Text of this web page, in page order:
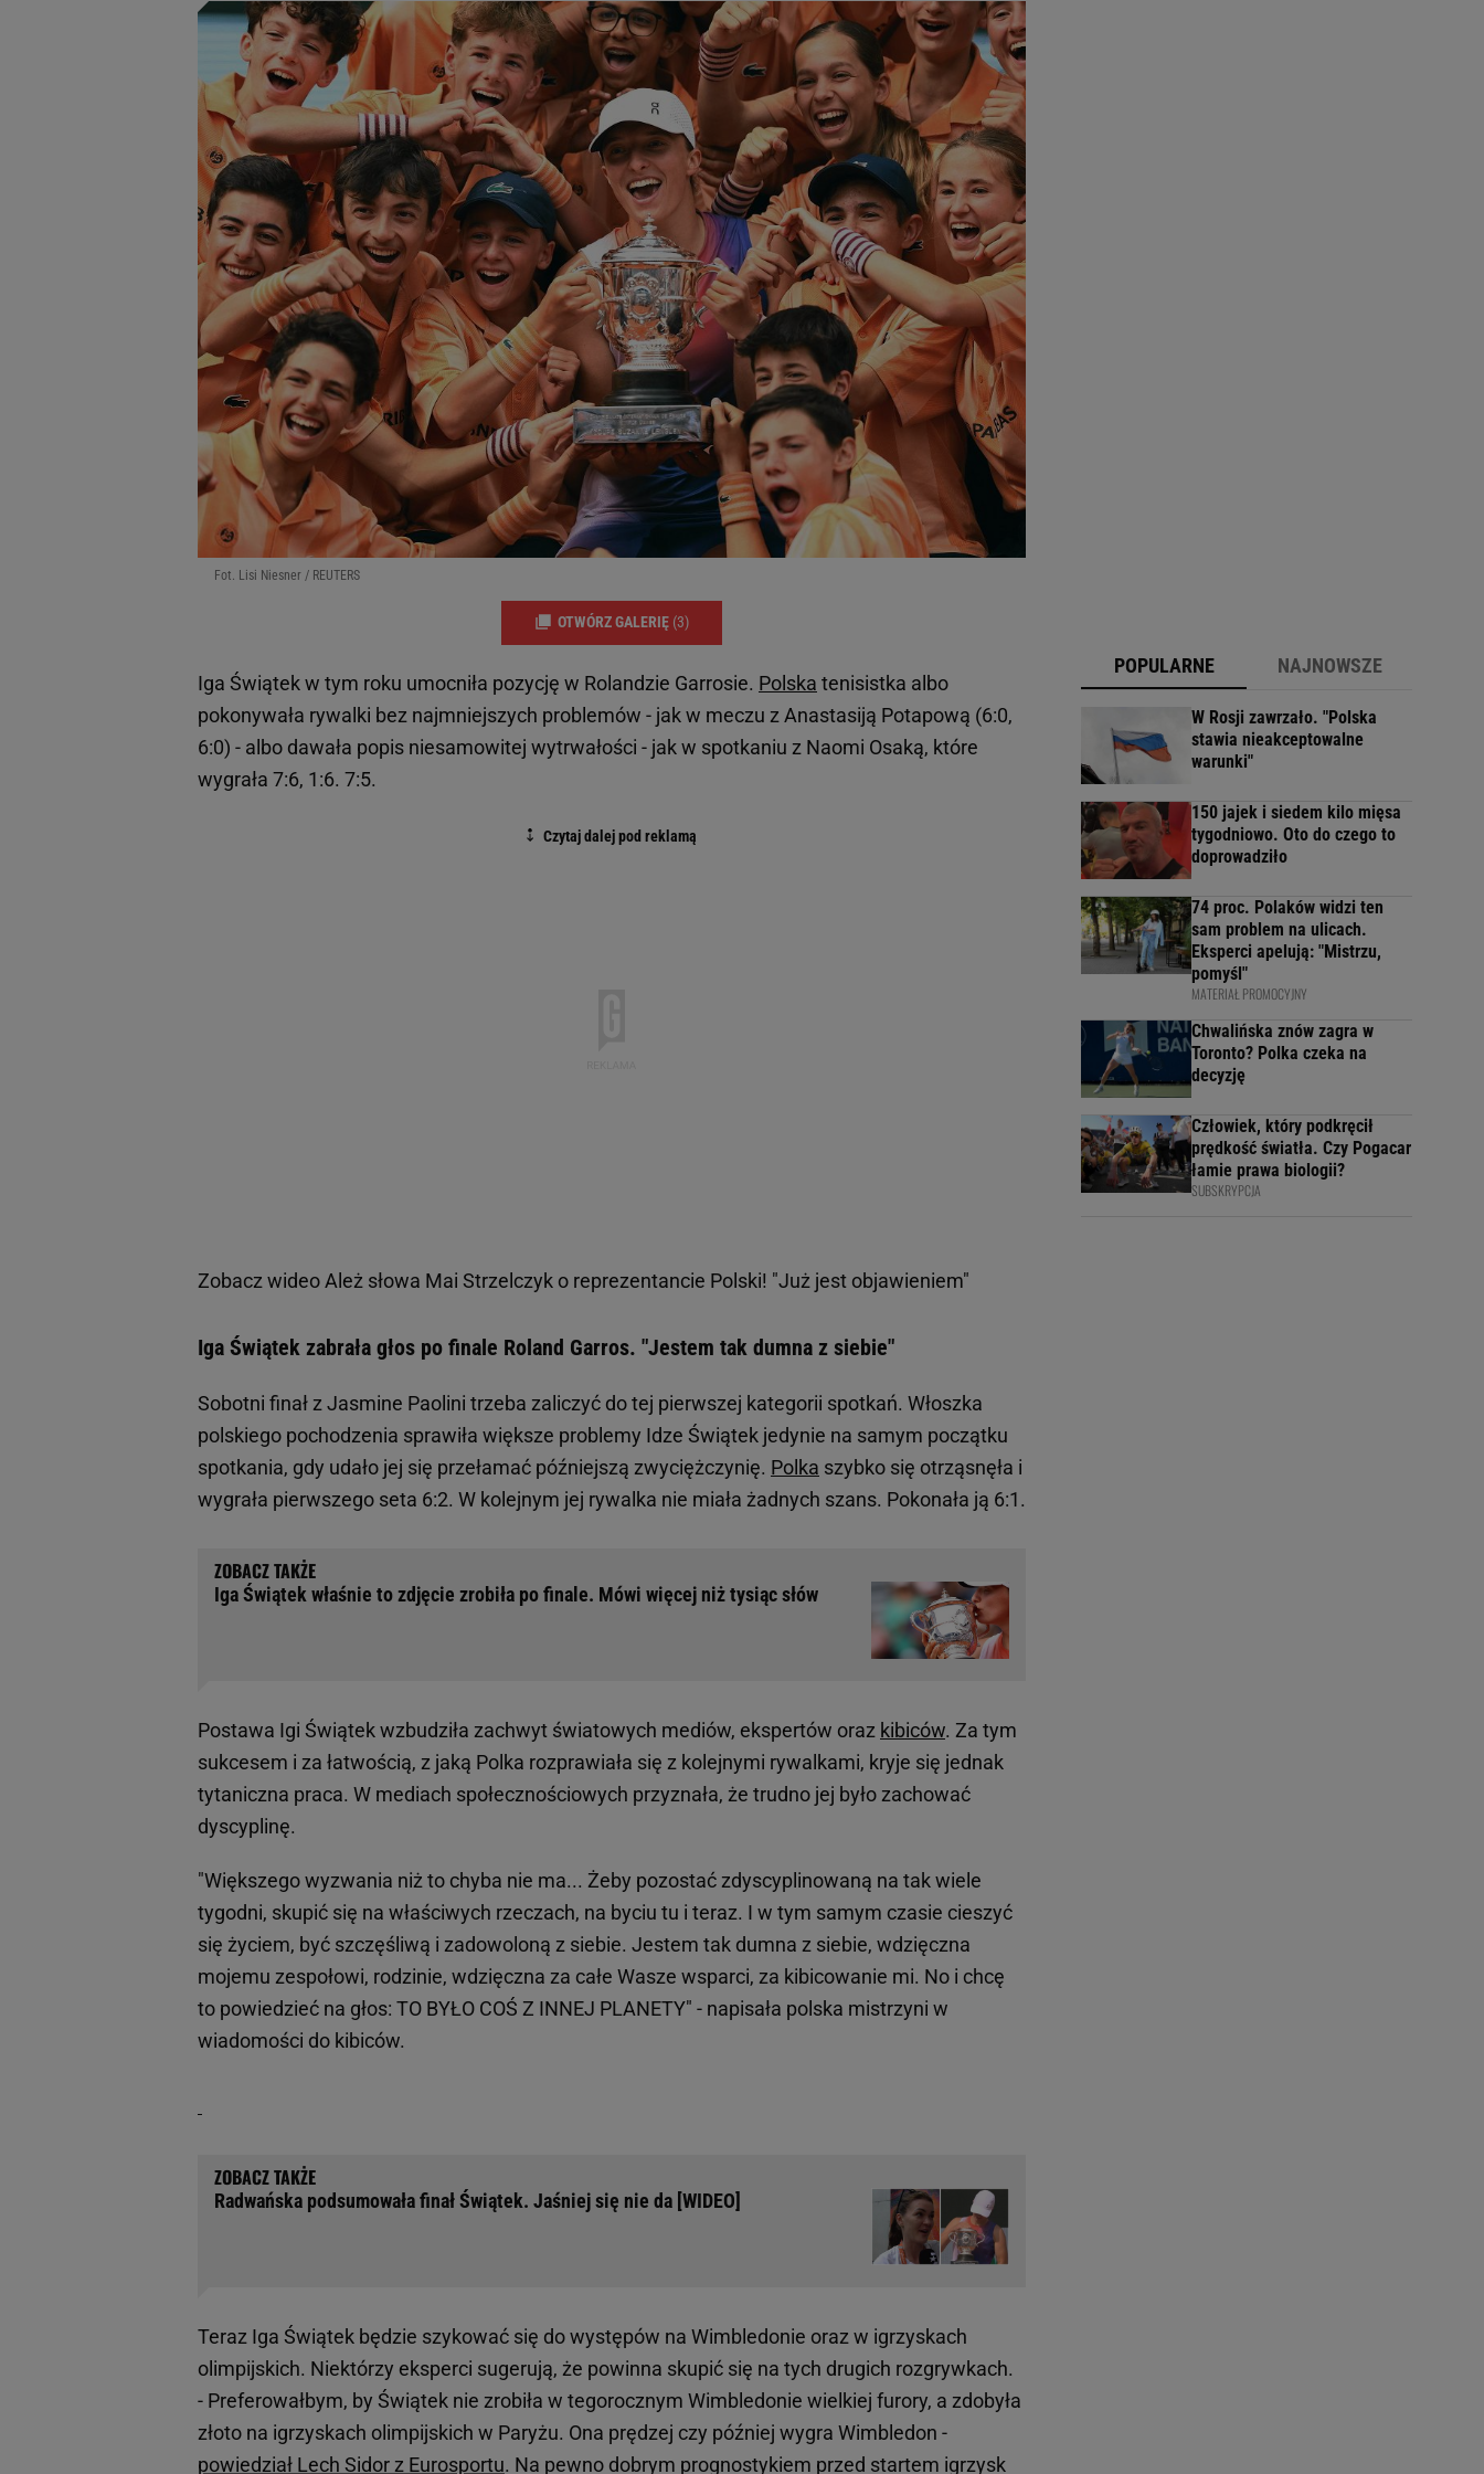
Fot. Lisi Niesner / REUTERS
OTWÓRZ GALERIĘ (3)
Iga Świątek w tym roku umocniła pozycję w Rolandzie Garrosie. Polska tenisistka albo
pokonywała rywalki bez najmniejszych problemów - jak w meczu z Anastasiją Potapową (6:0,
6:0) - albo dawała popis niesamowitej wytrwałości - jak w spotkaniu z Naomi Osaką, które
wygrała 7:6, 1:6. 7:5.
Zobacz wideo Ależ słowa Mai Strzelczyk o reprezentancie Polski! "Już jest objawieniem"
Iga Świątek zabrała głos po finale Roland Garros. "Jestem tak dumna z siebie"
Sobotni finał z Jasmine Paolini trzeba zaliczyć do tej pierwszej kategorii spotkań. Włoszka
polskiego pochodzenia sprawiła większe problemy Idze Świątek jedynie na samym początku
spotkania, gdy udało jej się przełamać późniejszą zwyciężczynię. Polka szybko się otrząsnęła i
wygrała pierwszego seta 6:2. W kolejnym jej rywalka nie miała żadnych szans. Pokonała ją 6:1.
Iga Świątek właśnie to zdjęcie zrobiła po finale. Mówi więcej niż tysiąc słów
Postawa Igi Świątek wzbudziła zachwyt światowych mediów, ekspertów oraz kibiców. Za tym
sukcesem i za łatwością, z jaką Polka rozprawiała się z kolejnymi rywalkami, kryje się jednak
tytaniczna praca. W mediach społecznościowych przyznała, że trudno jej było zachować
dyscyplinę.
"Większego wyzwania niż to chyba nie ma... Żeby pozostać zdyscyplinowaną na tak wiele
tygodni, skupić się na właściwych rzeczach, na byciu tu i teraz. I w tym samym czasie cieszyć
się życiem, być szczęśliwą i zadowoloną z siebie. Jestem tak dumna z siebie, wdzięczna
mojemu zespołowi, rodzinie, wdzięczna za całe Wasze wsparci, za kibicowanie mi. No i chcę
to powiedzieć na głos: TO BYŁO COŚ Z INNEJ PLANETY" - napisała polska mistrzyni w
wiadomości do kibiców.
Radwańska podsumowała finał Świątek. Jaśniej się nie da [WIDEO]
Teraz Iga Świątek będzie szykować się do występów na Wimbledonie oraz w igrzyskach
olimpijskich. Niektórzy eksperci sugerują, że powinna skupić się na tych drugich rozgrywkach.
- Preferowałbym, by Świątek nie zrobiła w tegorocznym Wimbledonie wielkiej furory, a zdobyła
złoto na igrzyskach olimpijskich w Paryżu. Ona prędzej czy później wygra Wimbledon -
powiedział Lech Sidor z Eurosportu. Na pewno dobrym prognostykiem przed startem igrzysk
POPULARNE NAJNOWSZE
W Rosji zawrzało. "Polska
stawia nieakceptowalne
warunki"
150 jajek i siedem kilo mięsa
tygodniowo. Oto do czego to
doprowadziło
74 proc. Polaków widzi ten
sam problem na ulicach.
Eksperci apelują: "Mistrzu,
pomyśl"
MATERIAŁ PROMOCYJNY
Chwalińska znów zagra w
Toronto? Polka czeka na
decyzję
Człowiek, który podkręcił
prędkość światła. Czy Pogacar
łamie prawa biologii?
SUBSKRYPCJA